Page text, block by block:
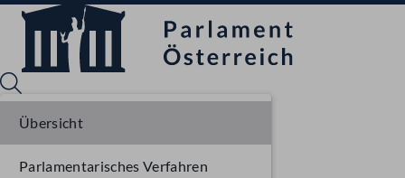
Übersicht
Parlamentarisches Verfahren